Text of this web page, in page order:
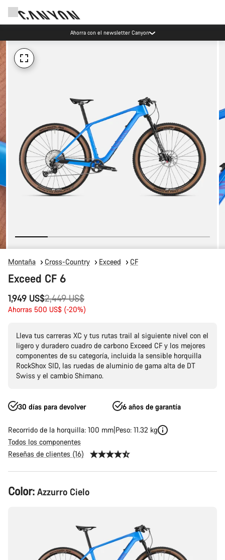
Ahorra con el newsletter Canyon
Montaña Cross-Country Exceed CF
Exceed CF 6
1,949 US$
Precio
original
2,449 US$
Ahorras 500 US$ (-20%)
Lleva tus carreras XC y tus rutas trail al siguiente nivel con el
ligero y duradero cuadro de carbono Exceed CF y los mejores
componentes de su categoría, incluida la sensible horquilla
RockShox SID, las ruedas de aluminio de gama alta de DT
Swiss y el cambio Shimano.
30 días para devolver 6 años de garantía
Recorrido de la horquilla: 100 mm Peso: 11.32 kg
Todos los componentes
Reseñas de clientes (16)
Configuración
del
Color: Azzurro Cielo